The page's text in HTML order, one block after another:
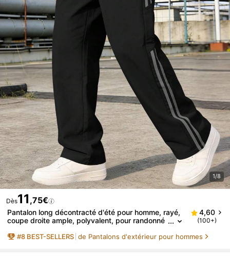
1/8
Dès11 ,75€
Pantalon long décontracté d'été pour homme, rayé,
coupe droite ample, polyvalent, pour randonné
4,60
(100+)
#8 BEST-SELLERS de Pantalons d'extérieur pour hommes